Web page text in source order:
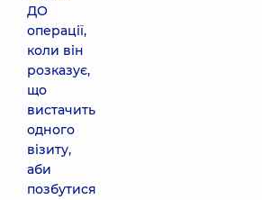
ДО
операції,
коли він
розказує,
що
вистачить
одного
візиту,
аби
позбутися